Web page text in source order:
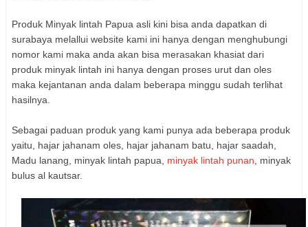
Produk Minyak lintah Papua asli kini bisa anda dapatkan di
surabaya melallui website kami ini hanya dengan menghubungi
nomor kami maka anda akan bisa merasakan khasiat dari
produk minyak lintah ini hanya dengan proses urut dan oles
maka kejantanan anda dalam beberapa minggu sudah terlihat
hasilnya.
Sebagai paduan produk yang kami punya ada beberapa produk
yaitu, hajar jahanam oles, hajar jahanam batu, hajar saadah,
Madu lanang, minyak lintah papua, minyak lintah punan , minyak
bulus al kautsar.